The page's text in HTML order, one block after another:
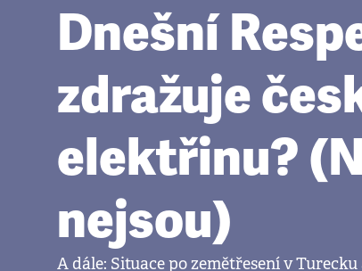
Dnešní
zdražuje
elektřinu?
nejsou)
A dále: Situace po zemětřesení v